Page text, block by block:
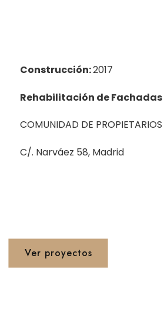
Construcción:2017
Rehabilitación de Fachadas
COMUNIDAD DE PROPIETARIOS
C/. Narváez 58, Madrid
Ver proyectos